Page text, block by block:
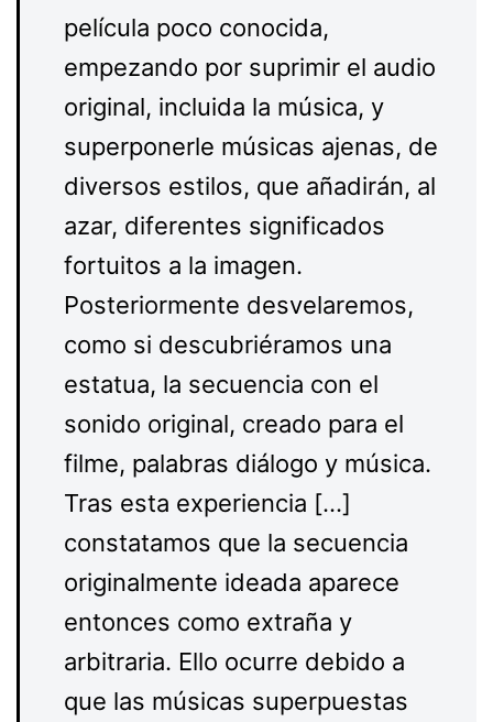
película poco conocida,
empezando por suprimir el audio
original, incluida la música, y
superponerle músicas ajenas, de
diversos estilos, que añadirán, al
azar, diferentes significados
fortuitos a la imagen.
Posteriormente desvelaremos,
como si descubriéramos una
estatua, la secuencia con el
sonido original, creado para el
filme, palabras diálogo y música.
Tras esta experiencia […]
constatamos que la secuencia
originalmente ideada aparece
entonces como extraña y
arbitraria. Ello ocurre debido a
que las músicas superpuestas